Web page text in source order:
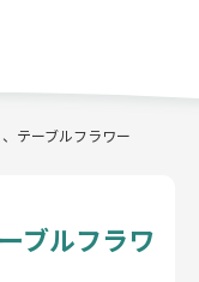
テーブルフラワー
ブルフラワ